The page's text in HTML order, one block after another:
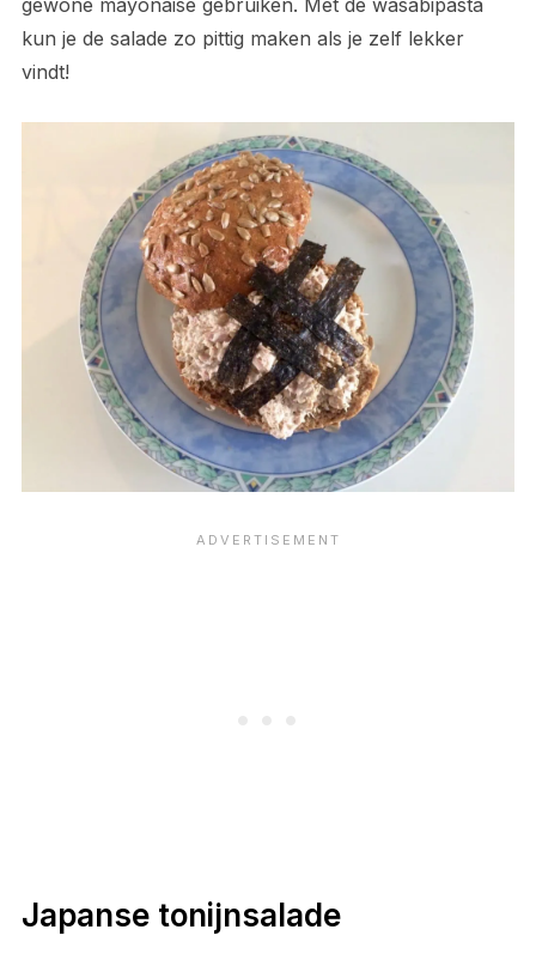
gewone mayonaise gebruiken. Met de wasabipasta
kun je de salade zo pittig maken als je zelf lekker
vindt!
Japanse tonijnsalade